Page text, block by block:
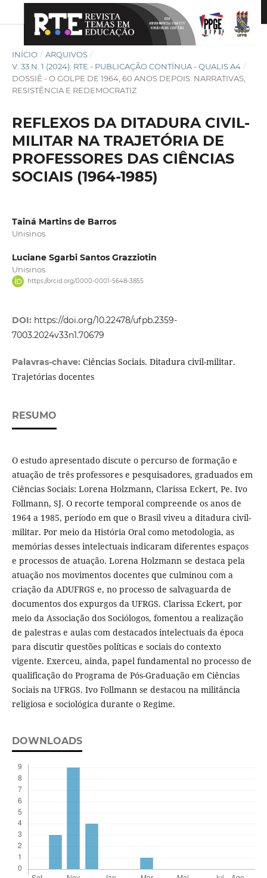
INÍCIO / ARQUIVOS /
V. 33 N. 1 (2024): RTE - PUBLICAÇÃO CONTÍNUA - QUALIS A4 /
DOSSIÊ - O GOLPE DE 1964, 60 ANOS DEPOIS: NARRATIVAS,
RESISTÊNCIA E REDEMOCRATIZ
REFLEXOS DA DITADURA CIVIL-
MILITAR NA TRAJETÓRIA DE
PROFESSORES DAS CIÊNCIAS
SOCIAIS (1964-1985)
Tainá Martins de Barros
Unisinos
Luciane Sgarbi Santos Grazziotin
Unisinos
https://orcid.org/0000-0001-5648-3855
DOI: https://doi.org/10.22478/ufpb.2359-
7003.2024v33n1.70679
Palavras-chave: Ciências Sociais. Ditadura civil-militar.
Trajetórias docentes
RESUMO
O estudo apresentado discute o percurso de formação e
atuação de três professores e pesquisadores, graduados em
Ciências Sociais: Lorena Holzmann, Clarissa Eckert, Pe. Ivo
Follmann, SJ. O recorte temporal compreende os anos de
1964 a 1985, período em que o Brasil viveu a ditadura civil-
militar. Por meio da História Oral como metodologia, as
memórias desses intelectuais indicaram diferentes espaços
e processos de atuação. Lorena Holzmann se destaca pela
atuação nos movimentos docentes que culminou com a
criação da ADUFRGS e, no processo de salvaguarda de
documentos dos expurgos da UFRGS. Clarissa Eckert, por
meio da Associação dos Sociólogos, fomentou a realização
de palestras e aulas com destacados intelectuais da época
para discutir questões políticas e sociais do contexto
vigente. Exerceu, ainda, papel fundamental no processo de
qualificação do Programa de Pós-Graduação em Ciências
Sociais na UFRGS. Ivo Follmann se destacou na militância
religiosa e sociológica durante o Regime.
DOWNLOADS